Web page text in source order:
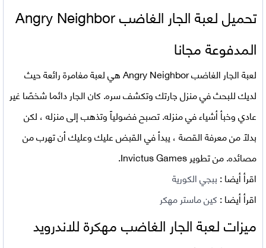
تحميل لعبة الجار الغاضب Angry Neighbor
المدفوعة مجانا
لعبة الجار الغاضب Angry Neighbor هي لعبة مغامرة رائعة حيث
لديك للبحث في منزل جارتك وتكشف سره. كان الجار دائما شخصًا غير
عادي وخبأ أشياء في منزله. تصبح فضولياً وتذهب إلى منزله ، لكن
بدلاً من معرفة القصة ، يبدأ في القبض عليك وعليك أن تهرب من
مصائده. من تطوير Invictus Games.
اقرأ أيضا :ببجي الكورية
اقرأ أيضا :كين ماستر مهكر
ميزات لعبة الجار الغاضب مهكرة للاندرويد